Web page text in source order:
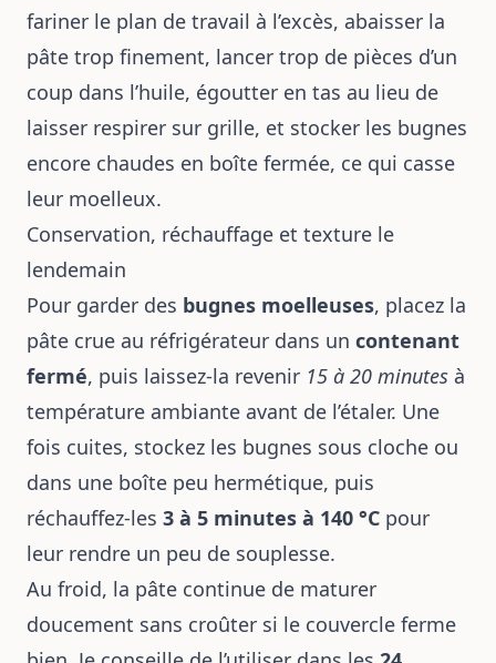
fariner le plan de travail à l’excès, abaisser la
pâte trop finement, lancer trop de pièces d’un
coup dans l’huile, égoutter en tas au lieu de
laisser respirer sur grille, et stocker les bugnes
encore chaudes en boîte fermée, ce qui casse
leur moelleux.
Conservation, réchauffage et texture le
lendemain
Pour garder des bugnes moelleuses, placez la
pâte crue au réfrigérateur dans un contenant
fermé, puis laissez-la revenir 15 à 20 minutes à
température ambiante avant de l’étaler. Une
fois cuites, stockez les bugnes sous cloche ou
dans une boîte peu hermétique, puis
réchauffez-les 3 à 5 minutes à 140 °C pour
leur rendre un peu de souplesse.
Au froid, la pâte continue de maturer
doucement sans croûter si le couvercle ferme